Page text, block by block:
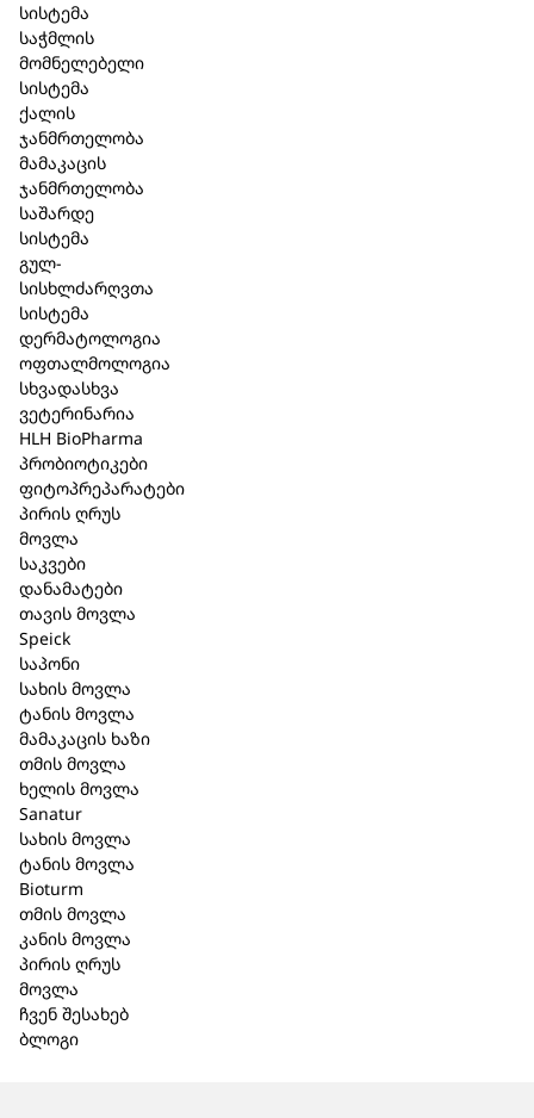
სისტემა
საჭმლის
მომნელებელი
სისტემა
ქალის
ჯანმრთელობა
მამაკაცის
ჯანმრთელობა
საშარდე
სისტემა
გულ-
სისხლძარღვთა
სისტემა
დერმატოლოგია
ოფთალმოლოგია
სხვადასხვა
ვეტერინარია
HLH BioPharma
პრობიოტიკები
ფიტოპრეპარატები
პირის ღრუს
მოვლა
საკვები
დანამატები
თავის მოვლა
Speick
საპონი
სახის მოვლა
ტანის მოვლა
მამაკაცის ხაზი
თმის მოვლა
ხელის მოვლა
Sanatur
სახის მოვლა
ტანის მოვლა
Bioturm
თმის მოვლა
კანის მოვლა
პირის ღრუს
მოვლა
ჩვენ შესახებ
ბლოგი
27,50 ₾
შპაიკი Original
საპონი
(მგრძნობიარე) 100
გრ. (520)
7,50 ₾